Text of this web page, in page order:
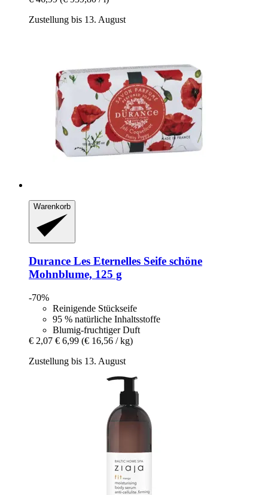
Zustellung bis 13. August
Warenkorb
Durance Les Eternelles Seife schöne
Mohnblume, 125 g
-70%
Reinigende Stückseife
95 % natürliche Inhaltsstoffe
Blumig-fruchtiger Duft
€ 2,07 € 6,99 (€ 16,56 / kg)
Zustellung bis 13. August